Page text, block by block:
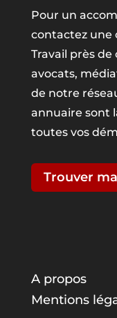
Pour un
contactez une
Travail près de
avocats,
de notre
annuaire sont
toutes vos
Trouver
A propos
Mentions